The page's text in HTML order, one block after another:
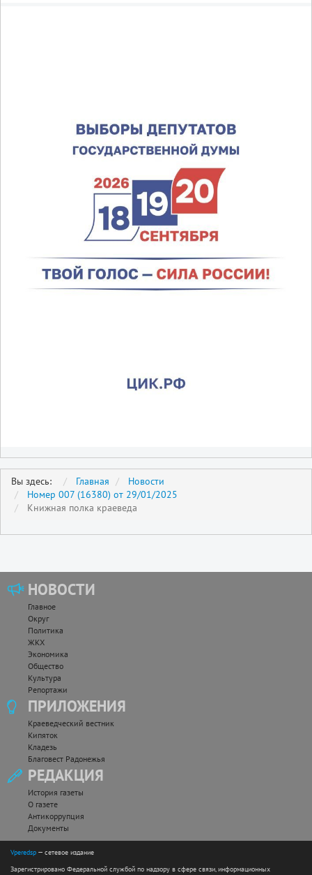
Вы здесь: Главная
Новости
Номер 007 (16380) от 29/01/2025
Книжная полка краеведа
НОВОСТИ
Главное
Округ
Политика
ЖКХ
Экономика
Общество
Культура
Репортажи
ПРИЛОЖЕНИЯ
Краеведческий вестник
Кипяток
Кладезь
Благовест Радонежья
РЕДАКЦИЯ
История газеты
О газете
Антикоррупция
Документы
Vperedsp — сетевое издание
Зарегистрировано Федеральной службой по надзору в сфере связи, информационных